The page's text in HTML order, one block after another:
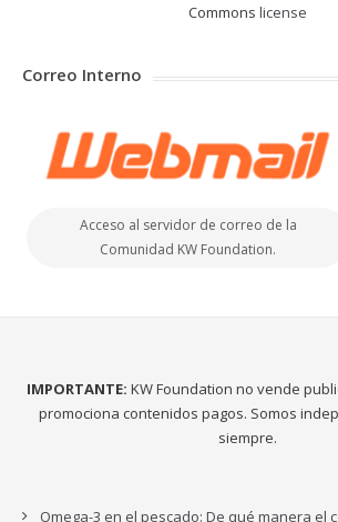
Commonslicense
Correo Interno
Acceso al servidor de correo de la
Comunidad KW Foundation.
IMPORTANTE: KW Foundation no vende
promociona contenidos pagos. Somos
siempre.
Omega-3 en el pescado: De qué manera el